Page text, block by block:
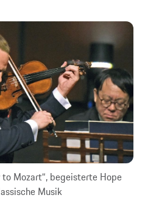
Mozart“, begeisterte Hope
Musik